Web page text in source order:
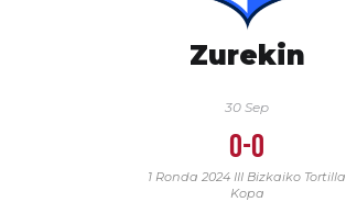
Zurekin
30 Sep
0-0
1 Ronda 2024 III Bizkaiko Tortilla
Kopa